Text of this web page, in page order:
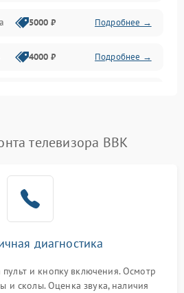
5000 ₽ Подробнее →
4000 ₽ Подробнее →
телевизора BBK
диагностика
и кнопку включения. Осмотр
и сколы. Оценка звука, наличия